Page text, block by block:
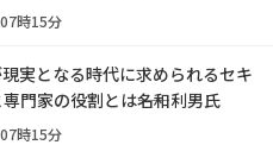
時15分
実となる時代に求められるセキ
門家の役割とは――名和利男氏
時15分